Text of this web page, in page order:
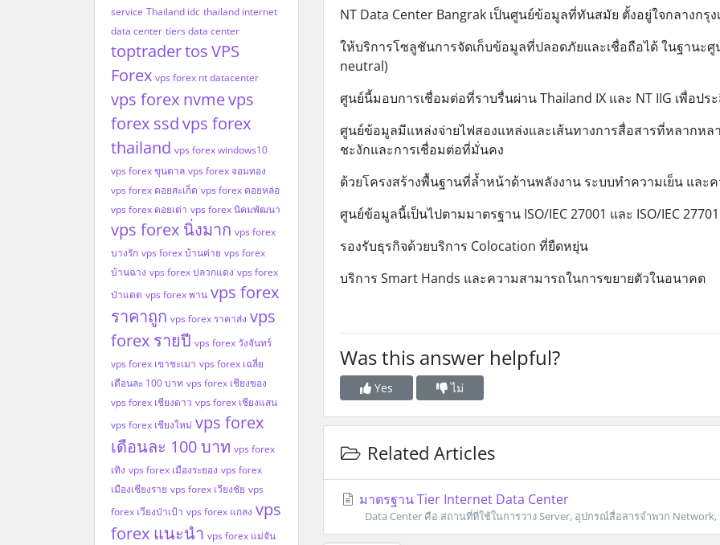
service Thailand idc thailand internet
data center tiers data center
toptradertosVPS
Forex vps forex nt datacenter
vps forex nvmevps
forex ssdvps forex
thailand vps forex windows10
vps forex ขุนตาล vps forex จอมทอง
vps forex ดอยสะเก็ด vps forex ดอยหล่อ
vps forex ดอยเต่า vps forex นิคมพัฒนา
vps forex นิ่งมาก vps forex
บางรัก vps forex บ้านค่าย vps forex
บ้านฉาง vps forex ปลวกแดง vps forex
ป่าแดด vps forex พาน vps forex
ราคาถูก vps forex ราคาส่ง vps
forex รายปี vps forex วังจันทร์
vps forex เขาชะเมา vps forex เฉลี่ย
เดือนละ 100 บาท vps forex เชียงของ
vps forex เชียงดาว vps forex เชียงแสน
vps forex เชียงใหม่ vps forex
เดือนละ 100 บาท vps forex
เทิง vps forex เมืองระยอง vps forex
เมืองเชียงราย vps forex เวียงชัย vps
forex เวียงป่าเป้า vps forex แกลง vps
forex แนะนำ vps forex แม่จัน
NT Data Center Bangrak เป็นศูนย์ข้อมูลที่ทันสมัย ตั้งอยู่ใจกลางกรุง
ให้บริการโซลูชันการจัดเก็บข้อมูลที่ปลอดภัยและเชื่อถือได้ ในฐานะ
neutral)
ศูนย์นี้มอบการเชื่อมต่อที่ราบรื่นผ่าน Thailand IX และ NT IIG เพื่อป
ศูนย์ข้อมูลมีแหล่งจ่ายไฟสองแหล่งและเส้นทางการสื่อสารที่หลากหล
ชะงักและการเชื่อมต่อที่มั่นคง
ด้วยโครงสร้างพื้นฐานที่ล้ำหน้าด้านพลังงาน ระบบทำความเย็น และ
ศูนย์ข้อมูลนี้เป็นไปตามมาตรฐาน ISO/IEC 27001 และ ISO/IEC 27701
รองรับธุรกิจด้วยบริการ Colocation ที่ยืดหยุ่น
บริการ Smart Hands และความสามารถในการขยายตัวในอนาคต
Was this answer helpful?
Yes ไม่
Related Articles
มาตรฐาน Tier Internet Data Center
Data Center คือ สถานที่ที่ใช้ในการวาง Server, อุปกรณ์สื่อสารจำพวก Network,